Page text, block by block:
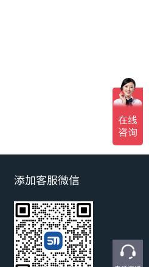
添加客服微信